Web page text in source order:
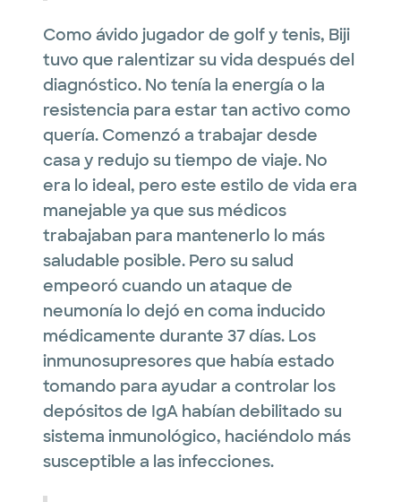
Como ávido jugador de golf y tenis, Biji
tuvo que ralentizar su vida después del
diagnóstico. No tenía la energía o la
resistencia para estar tan activo como
quería. Comenzó a trabajar desde
casa y redujo su tiempo de viaje. No
era lo ideal, pero este estilo de vida era
manejable ya que sus médicos
trabajaban para mantenerlo lo más
saludable posible. Pero su salud
empeoró cuando un ataque de
neumonía lo dejó en coma inducido
médicamente durante 37 días. Los
inmunosupresores que había estado
tomando para ayudar a controlar los
depósitos de IgA habían debilitado su
sistema inmunológico, haciéndolo más
susceptible a las infecciones.